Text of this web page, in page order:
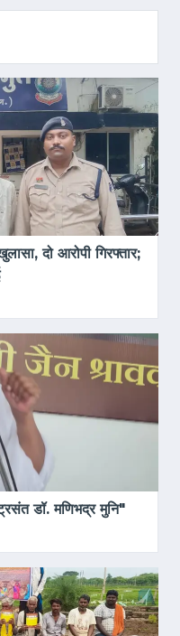
दो आरोपी गिरफ्तार;
डॉ. मणिभद्र मुनि"